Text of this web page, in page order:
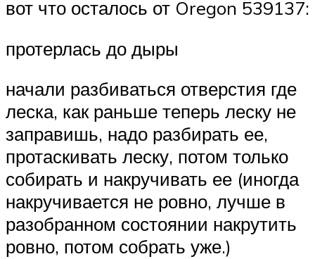
вот что осталось от Oregon 539137:
протерлась до дыры
начали разбиваться отверстия где
леска, как раньше теперь леску не
заправишь, надо разбирать ее,
протаскивать леску, потом только
собирать и накручивать ее (иногда
накручивается не ровно, лучше в
разобранном состоянии накрутить
ровно, потом собрать уже.)